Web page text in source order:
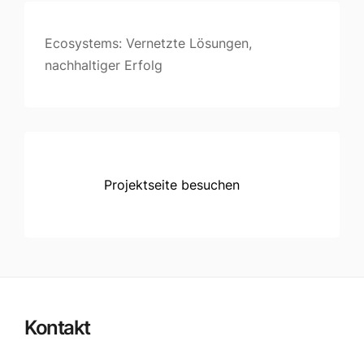
Ecosystems: Vernetzte Lösungen,
nachhaltiger Erfolg
Projektseite besuchen
Kontakt